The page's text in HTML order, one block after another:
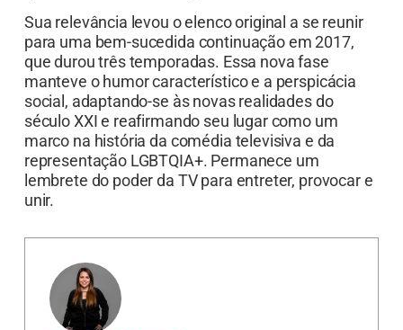
Sua relevância levou o elenco original a se reunir
para uma bem-sucedida continuação em 2017,
que durou três temporadas. Essa nova fase
manteve o humor característico e a perspicácia
social, adaptando-se às novas realidades do
século XXI e reafirmando seu lugar como um
marco na história da comédia televisiva e da
representação LGBTQIA+. Permanece um
lembrete do poder da TV para entreter, provocar e
unir.